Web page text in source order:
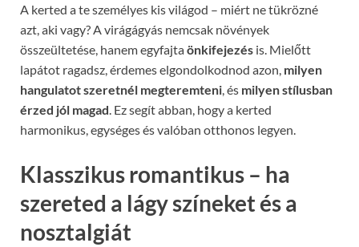
A kerted a te személyes kis világod – miért ne tükrözné
azt, aki vagy? A virágágyás nemcsak növények
összeültetése, hanem egyfajtaönkifejezés is. Mielőtt
lapátot ragadsz, érdemes elgondolkodnod azon, milyen
hangulatot szeretnél megteremteni, és milyen stílusban
érzed jól magad. Ez segít abban, hogy a kerted
harmonikus, egységes és valóban otthonos legyen.
Klasszikus romantikus – ha
szereted a lágy színeket és a
nosztalgiát